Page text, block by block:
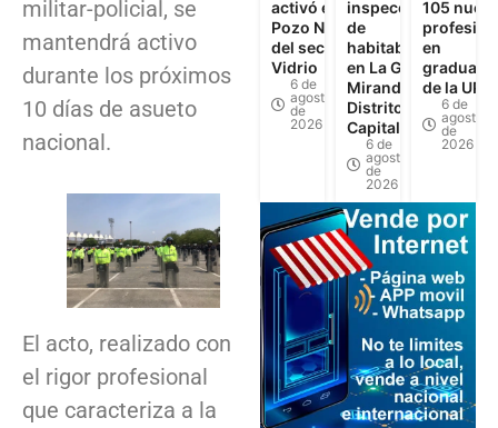
militar-policial, se
mantendrá activo
durante los próximos
10 días de asueto
nacional.
El acto, realizado con
el rigor profesional
que caracteriza a la
activó el
Pozo N°3
del sector El
Vidrio
6 de
agosto
de
2026
inspecciones
de
habitabilidad
en La Guaira,
Miranda y
Distrito
Capital
6 de
agosto
de
2026
105
en
de la
6 de
agosto
de
2026